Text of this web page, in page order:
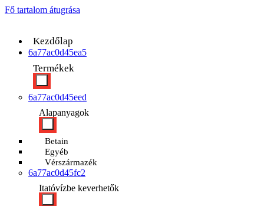
Fő tartalom átugrása
Kezdőlap
6a77ac0d45ea5
Termékek
6a77ac0d45eed
Alapanyagok
Betain
Egyéb
Vérszármazék
6a77ac0d45fc2
Itatóvízbe keverhetők